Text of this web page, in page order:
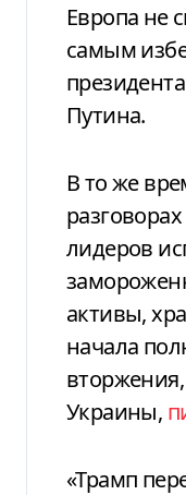
Европа не
самым
Путина.
В то же время Трамп в частных
лидеров
активы,
начала
Украины,
«Трамп